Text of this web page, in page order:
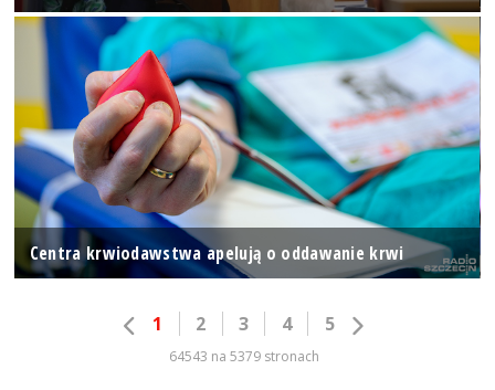
Centra krwiodawstwa apelują o oddawanie krwi
1 2 3 4 5
64543 na 5379 stronach